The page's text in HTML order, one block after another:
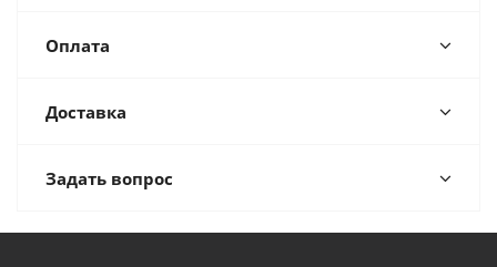
Оплата
Доставка
Задать вопрос